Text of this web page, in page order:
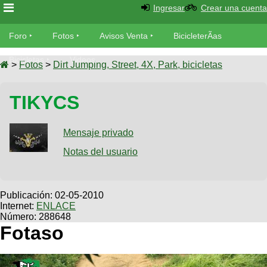
Foro
Foro
MecÃ¡nica
Fotos
SUBÃ
Galeria
Bicicletas
Viajes
Descenso
Dirt
Avisos
Ventas
SUBÃ
Buscar
Ultimos
BicicleterÃ­
Bicicletas
Videos
Cicloturismo
Ingresar Crear una cuenta
Foro Fotos Avisos Venta BicicleterÃ­as
Bicicletas Videos
> Fotos > Dirt Jumping, Street, 4X, Park, bicicletas
TIKYCS
Mensaje privado
Notas del usuario
Publicación: 02-05-2010
Internet: ENLACE
Número: 288648
Fotaso